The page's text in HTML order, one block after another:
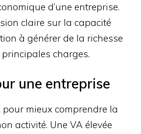
d’une entreprise.
claire sur la capacité
à générer de la richesse
charges.
une entreprise
pour mieux comprendre la
activité. Une VA élevée